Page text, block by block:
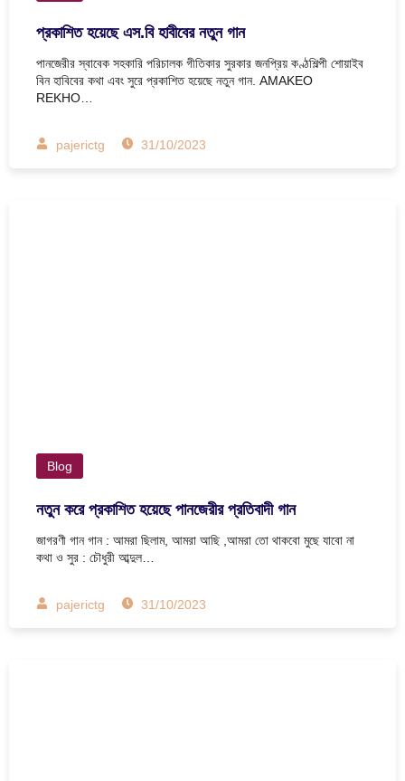
প্রকাশিত হয়েছে এস.বি হাবীবের নতুন গান
পানজেরীর স্বাবেক সহকারি পরিচালক গীতিকার সুরকার জনপ্রিয় কণ্ঠশিল্পী শোয়াইব
বিন হাবিবের কথা এবং সুরে প্রকাশিত হয়েছে নতুন গান. AMAKEO
REKHO…
pajerictg 31/10/2023
Blog
নতুন করে প্রকাশিত হয়েছে পানজেরীর প্রতিবাদী গান
জাগরণী গান গান : আমরা ছিলাম, আমরা আছি ,আমরা তো থাকবো মুছে যাবো না
কথা ও সুর : চৌধুরী আব্দুল…
pajerictg 31/10/2023